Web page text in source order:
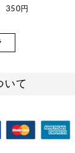
350円
いて